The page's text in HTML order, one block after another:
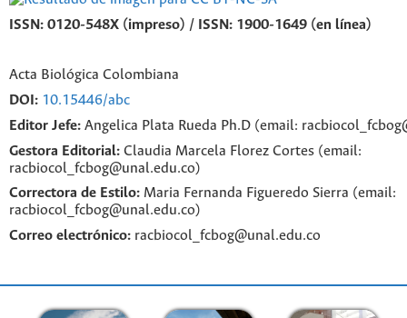
ISSN: 0120-548X (impreso) / ISSN: 1900-1649 (en línea)
Acta Biológica Colombiana
DOI: 10.15446/abc
Editor Jefe: Angelica Plata Rueda Ph.D (email:
Gestora Editorial: Claudia Marcela Florez Cortes (email:
racbiocol_fcbog@unal.edu.co)
Correctora de Estilo: Maria Fernanda Figueredo Sierra (email:
racbiocol_fcbog@unal.edu.co)
Correo electrónico: racbiocol_fcbog@unal.edu.co